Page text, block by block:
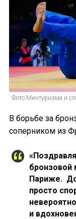
Фото Минтуризма и
В борьбе за
соперником из
бронзовой
Париже.
просто
и